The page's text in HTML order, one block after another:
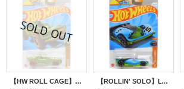
【HW ROLL CAGE】LT.GREEN/OR6SP
【ROLLIN' SOLO】LT.BLUE-GREEN/RA6